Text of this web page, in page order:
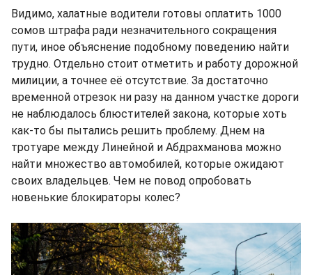
Видимо, халатные водители готовы оплатить 1000
сомов штрафа ради незначительного сокращения
пути, иное объяснение подобному поведению найти
трудно. Отдельно стоит отметить и работу дорожной
милиции, а точнее её отсутствие. За достаточно
временной отрезок ни разу на данном участке дороги
не наблюдалось блюстителей закона, которые хоть
как-то бы пытались решить проблему. Днем на
тротуаре между Линейной и Абдрахманова можно
найти множество автомобилей, которые ожидают
своих владельцев. Чем не повод опробовать
новенькие блокираторы колес?